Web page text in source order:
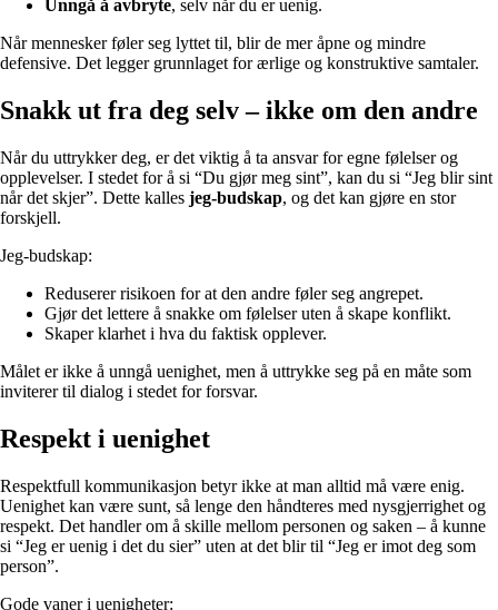
Unngå å avbryte, selv når du er uenig.
Når mennesker føler seg lyttet til, blir de mer åpne og mindre
defensive. Det legger grunnlaget for ærlige og konstruktive samtaler.
Snakk ut fra deg selv – ikke om den andre
Når du uttrykker deg, er det viktig å ta ansvar for egne følelser og
opplevelser. I stedet for å si “Du gjør meg sint”, kan du si “Jeg blir sint
når det skjer”. Dette kalles jeg-budskap, og det kan gjøre en stor
forskjell.
Jeg-budskap:
Reduserer risikoen for at den andre føler seg angrepet.
Gjør det lettere å snakke om følelser uten å skape konflikt.
Skaper klarhet i hva du faktisk opplever.
Målet er ikke å unngå uenighet, men å uttrykke seg på en måte som
inviterer til dialog i stedet for forsvar.
Respekt i uenighet
Respektfull kommunikasjon betyr ikke at man alltid må være enig.
Uenighet kan være sunt, så lenge den håndteres med nysgjerrighet og
respekt. Det handler om å skille mellom personen og saken – å kunne
si “Jeg er uenig i det du sier” uten at det blir til “Jeg er imot deg som
person”.
Gode vaner i uenigheter: